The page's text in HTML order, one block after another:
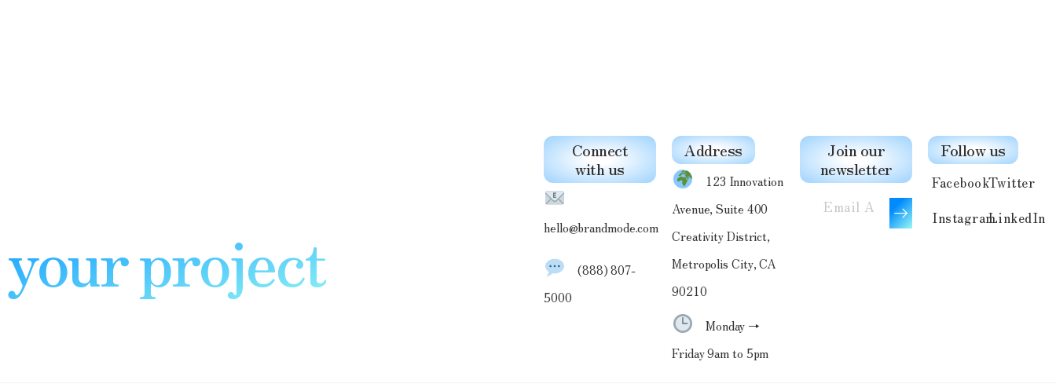
your project
Connect
with us
hello@brandmode.com
(888) 807-
5000
Address
123 Innovation
Avenue, Suite 400
Creativity District,
Metropolis City, CA
90210
Monday →
Friday 9am to 5pm
Join our
newsletter
Follow us
FacebookTwitter
InstagramLinkedIn